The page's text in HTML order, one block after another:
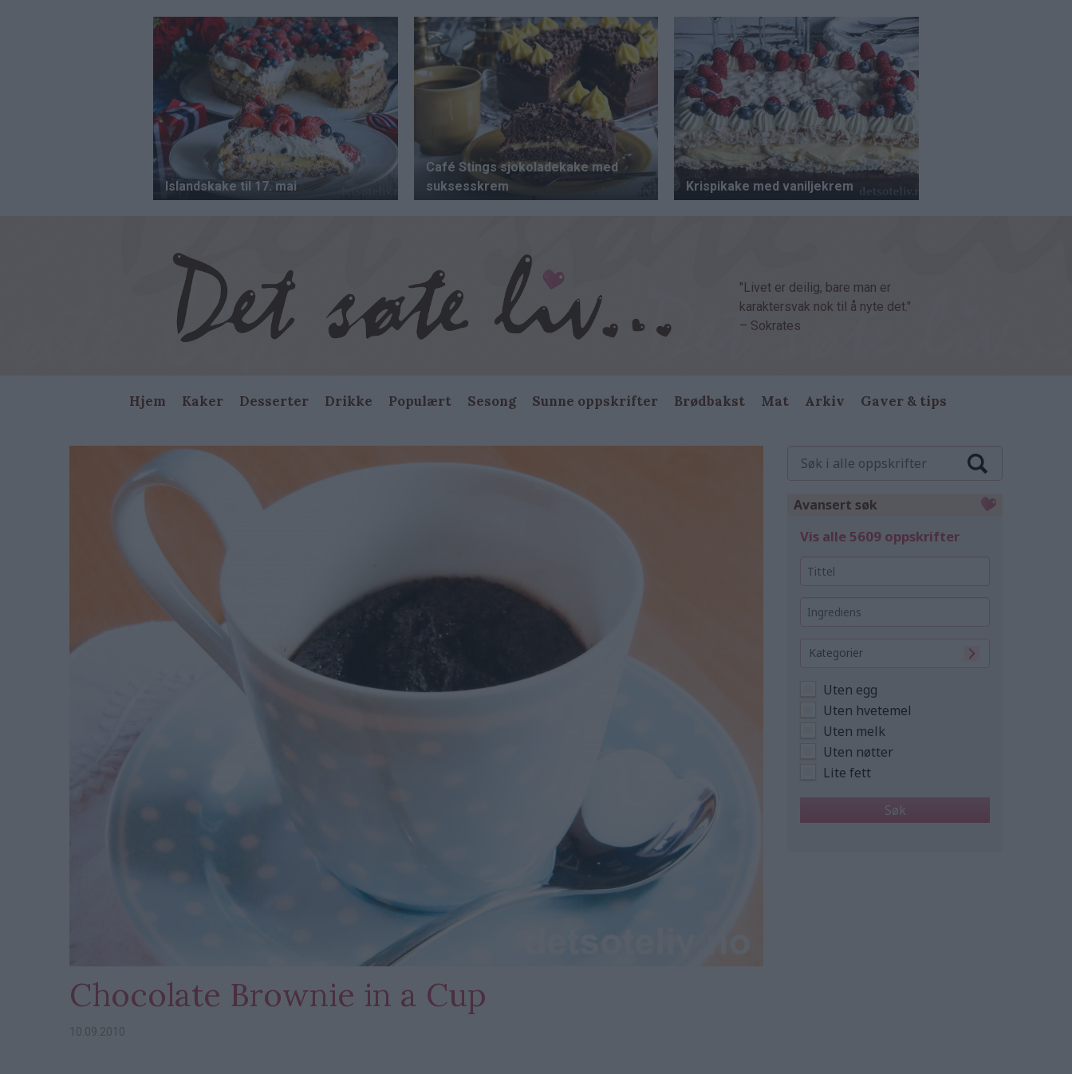
"Livet er deilig, bare man er
karaktersvak nok til å nyte det."
– Sokrates
Main
navigation
Hjem Kaker Desserter Drikke Populært Sesong Sunne oppskrifter Brødbakst Mat Arkiv Gaver & tips
Chocolate Brownie in a Cup
10.09.2010
Avansert søk
Vis alle 5609 oppskrifter
Kategorier
Uten egg
Uten hvetemel
Uten melk
Uten nøtter
Lite fett